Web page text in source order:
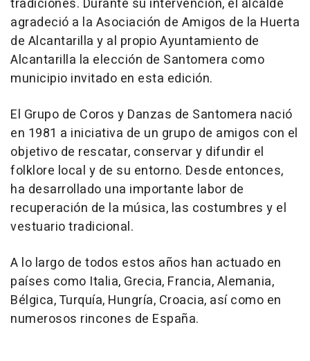
tradiciones. Durante su intervención, el alcalde
agradeció a la Asociación de Amigos de la Huerta
de Alcantarilla y al propio Ayuntamiento de
Alcantarilla la elección de Santomera como
municipio invitado en esta edición.
El Grupo de Coros y Danzas de Santomera nació
en 1981 a iniciativa de un grupo de amigos con el
objetivo de rescatar, conservar y difundir el
folklore local y de su entorno. Desde entonces,
ha desarrollado una importante labor de
recuperación de la música, las costumbres y el
vestuario tradicional.
A lo largo de todos estos años han actuado en
países como Italia, Grecia, Francia, Alemania,
Bélgica, Turquía, Hungría, Croacia, así como en
numerosos rincones de España.